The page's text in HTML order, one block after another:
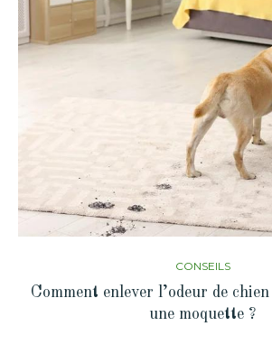
CONSEILS
Comment enlever l’odeur de
une moquette ?